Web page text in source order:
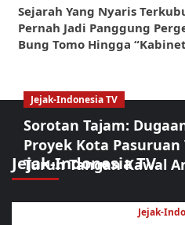
Sejarah Yang Nyaris
Pernah Jadi Panggung
Bung Tomo Hingga
Jejak-Indonesia TV
Jejak-Indonesia TV
Sorotan Tajam:
Proyek Kota Pasuruan
Turun Tangan Kawal
Jejak-